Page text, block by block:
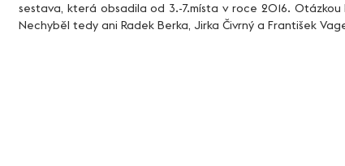
sestava, která obsadila od 3.-7.místa v roce 2016.
Nechyběl tedy ani Radek Berka, Jirka Čivrný a František